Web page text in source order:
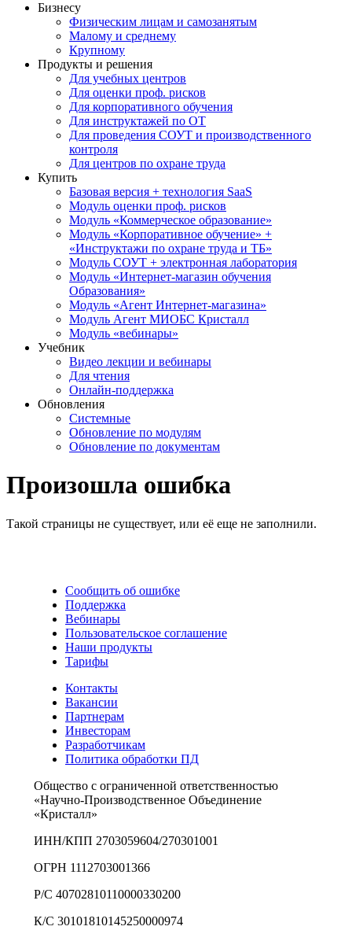
Бизнесу
Физическим лицам и самозанятым
Малому и среднему
Крупному
Продукты и решения
Для учебных центров
Для оценки проф. рисков
Для корпоративного обучения
Для инструктажей по ОТ
Для проведения СОУТ и производственного
контроля
Для центров по охране труда
Купить
Базовая версия + технология SaaS
Модуль оценки проф. рисков
Модуль «Коммерческое образование»
Модуль «Корпоративное обучение» +
«Инструктажи по охране труда и ТБ»
Модуль СОУТ + электронная лаборатория
Модуль «Интернет-магазин обучения
Образования»
Модуль «Агент Интернет-магазина»
Модуль Агент МИОБС Кристалл
Модуль «вебинары»
Учебник
Видео лекции и вебинары
Для чтения
Онлайн-поддержка
Обновления
Системные
Обновление по модулям
Обновление по документам
Произошла ошибка
Такой страницы не существует, или её еще не заполнили.
Сообщить об ошибке
Поддержка
Вебинары
Пользовательское соглашение
Наши продукты
Тарифы
Контакты
Вакансии
Партнерам
Инвесторам
Разработчикам
Политика обработки ПД
Общество с ограниченной ответственностью
«Научно-Производственное Объединение
«Кристалл»
ИНН/КПП 2703059604/270301001
ОГРН 1112703001366
Р/С 40702810110000330200
К/С 30101810145250000974